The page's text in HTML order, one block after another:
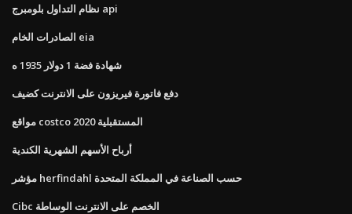
نظام التداول بلومبرج api
الصادرات الخام eia
شهادة فضة 1 دولار 1935 ه
دفع فاتورة فيريزون على الانترنت كضيف
مواقع costco المستقبلية 2020
أرباح الأسهم الشهرية الكندية
مؤشر herfindahl حسب الصناعة في المملكة المتحدة
Cibc الخصم على الانترنت الوساطة